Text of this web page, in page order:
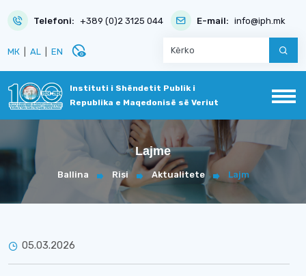
Telefoni: +389 (0)2 3125 044 E-mail: info@iph.mk
МК AL EN disabled_visible
Instituti i Shëndetit Publik i
Republika e Maqedonisë së Veriut
Lajme
Ballina Risi Aktualitete Lajm
05.03.2026